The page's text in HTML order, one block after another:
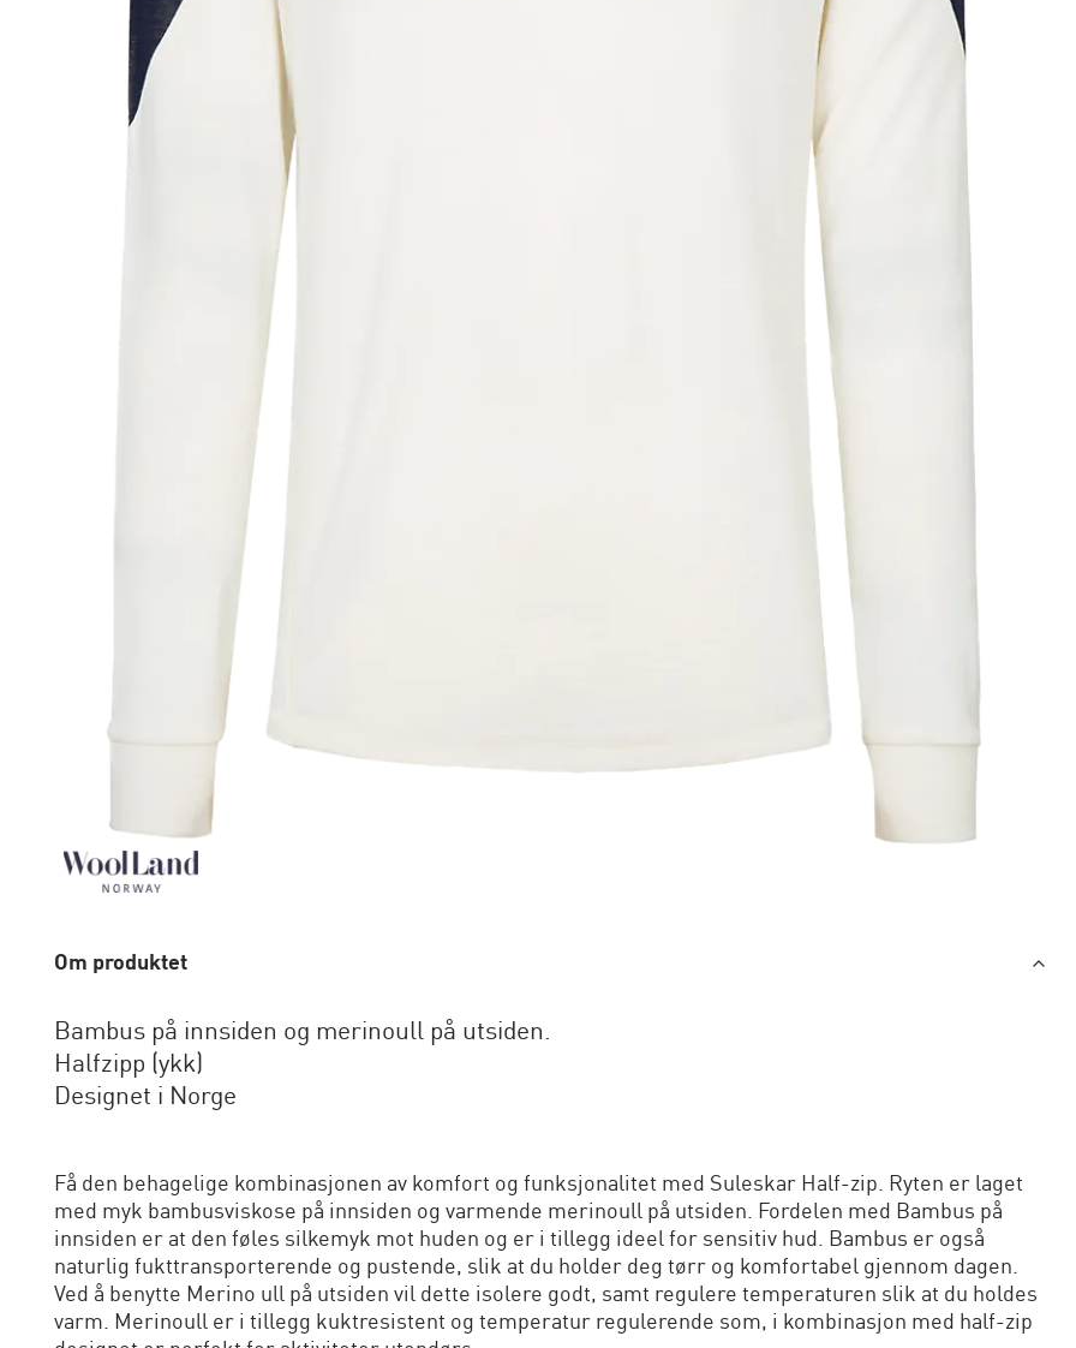
Om produktet
Bambus på innsiden og merinoull på utsiden.
Halfzipp (ykk)
Designet i Norge
Få den behagelige kombinasjonen av komfort og funksjonalitet med Suleskar Half-zip. Ryten er laget
med myk bambusviskose på innsiden og varmende merinoull på utsiden. Fordelen med Bambus på
innsiden er at den føles silkemyk mot huden og er i tillegg ideel for sensitiv hud. Bambus er også
naturlig fukttransporterende og pustende, slik at du holder deg tørr og komfortabel gjennom dagen.
Ved å benytte Merino ull på utsiden vil dette isolere godt, samt regulere temperaturen slik at du holdes
varm. Merinoull er i tillegg kuktresistent og temperatur regulerende som, i kombinasjon med half-zip